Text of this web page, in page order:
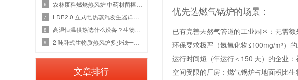
优先选燃气锅炉的场景：
已有完善天然气管道的工业园区：无需
环保要求极严（氮氧化物≤100mg/m³）
运行时间短（年运行＜150 天）的企业
空间受限的厂房：燃气锅炉占地面积比
6
7
8
9
文章排行